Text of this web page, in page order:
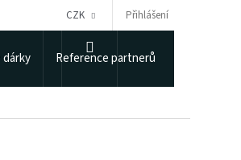
osobních údajů Puncovní úřad
CZK Přihlášení
dárky Reference partnerů